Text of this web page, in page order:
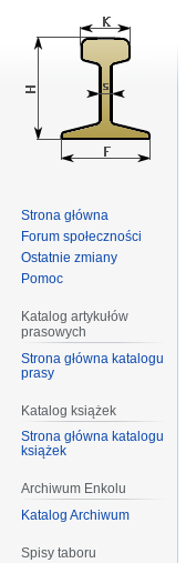
Strona główna
Forum społeczności
Ostatnie zmiany
Pomoc
Katalog artykułów
prasowych
Strona główna katalogu
prasy
Katalog książek
Strona główna katalogu
książek
Archiwum Enkolu
Katalog Archiwum
Spisy taboru